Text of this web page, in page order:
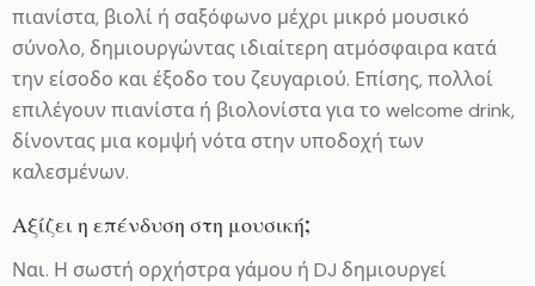
πιανίστα, βιολί ή σαξόφωνο μέχρι μικρό μουσικό
σύνολο, δημιουργώντας ιδιαίτερη ατμόσφαιρα κατά
την είσοδο και έξοδο του ζευγαριού. Επίσης, πολλοί
επιλέγουν πιανίστα ή βιολονίστα για το welcome drink,
δίνοντας μια κομψή νότα στην υποδοχή των
καλεσμένων.
Αξίζει η επένδυση στη μουσική;
Ναι. Η σωστή ορχήστρα γάμου ή DJ δημιουργεί